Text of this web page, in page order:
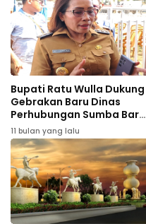
Bupati Ratu Wulla Dukung
Gebrakan Baru Dinas
Perhubungan Sumba Barat
Daya
11 bulan yang lalu